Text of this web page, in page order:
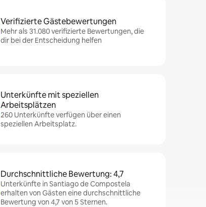
Verifizierte Gästebewertungen
Mehr als 31.080 verifizierte Bewertungen, die
dir bei der Entscheidung helfen
Unterkünfte mit speziellen
Arbeitsplätzen
260 Unterkünfte verfügen über einen
speziellen Arbeitsplatz.
Durchschnittliche Bewertung: 4,7
Unterkünfte in Santiago de Compostela
erhalten von Gästen eine durchschnittliche
Bewertung von 4,7 von 5 Sternen.